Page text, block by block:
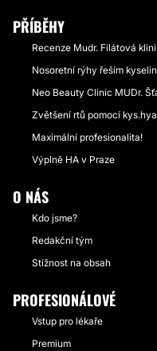
PŘÍBĚHY
Recenze Mudr. Filátová
Nosoretní rýhy řeším
Neo Beauty Clinic MUDr.
Zvětšení rtů pomocí
Maximální profesionalita!
Výplně HA v Praze
O NÁS
Kdo jsme?
Redakční tým
Stížnost na obsah
PROFESIONÁLOVÉ
Vstup pro lékaře
Premium